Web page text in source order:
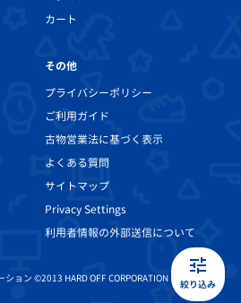
絞り込み
カート
その他
プライバシーポリシー
ご利用ガイド
古物営業法に基づく表示
よくある質問
サイトマップ
Privacy Settings
利用者情報の外部送信について
ョン ©2013 HARD OFF CORPORATION Co, Ltd.